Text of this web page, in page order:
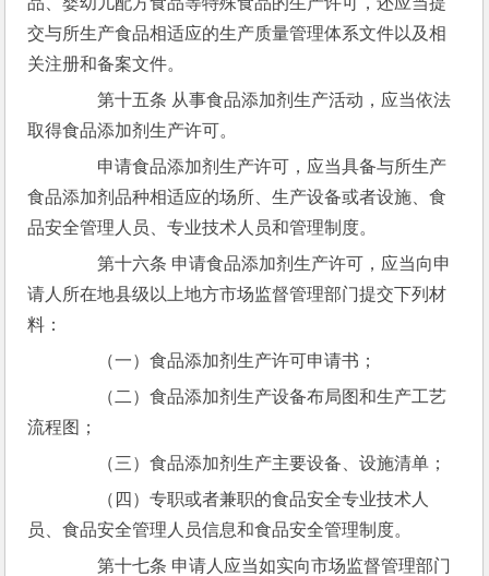
交与所生产食品相适应的生产质量管理体系文件以及相
关注册和备案文件。
第十五条 从事食品添加剂生产活动，应当依法
取得食品添加剂生产许可。
申请食品添加剂生产许可，应当具备与所生产
食品添加剂品种相适应的场所、生产设备或者设施、食
品安全管理人员、专业技术人员和管理制度。
第十六条 申请食品添加剂生产许可，应当向申
请人所在地县级以上地方市场监督管理部门提交下列材
料：
（一）食品添加剂生产许可申请书；
（二）食品添加剂生产设备布局图和生产工艺
流程图；
（三）食品添加剂生产主要设备、设施清单；
（四）专职或者兼职的食品安全专业技术人
员、食品安全管理人员信息和食品安全管理制度。
第十七条 申请人应当如实向市场监督管理部门